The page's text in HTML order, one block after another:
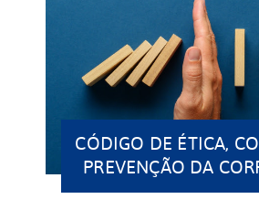
CÓDIGO DE ÉTICA,
PREVENÇÃO DA